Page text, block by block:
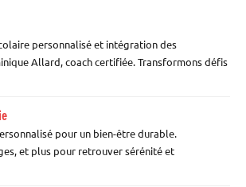
personnalisé et intégration des
Allard, coach certifiée. Transformons défis
pour un bien-être durable.
et plus pour retrouver sérénité et